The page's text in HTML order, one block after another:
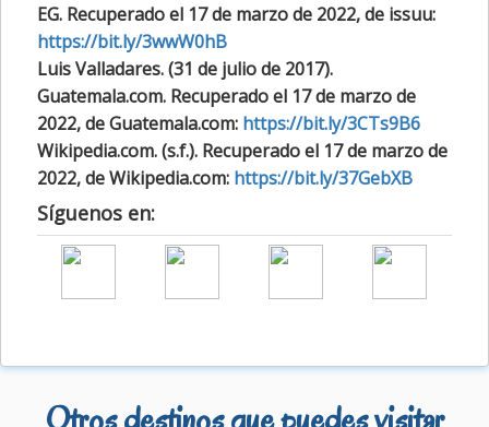
EG. Recuperado el 17 de marzo de 2022, de issuu:
https://bit.ly/3wwW0hB
Luis Valladares. (31 de julio de 2017).
Guatemala.com. Recuperado el 17 de marzo de
2022, de Guatemala.com: https://bit.ly/3CTs9B6
Wikipedia.com. (s.f.). Recuperado el 17 de marzo de
2022, de Wikipedia.com: https://bit.ly/37GebXB
Síguenos en: